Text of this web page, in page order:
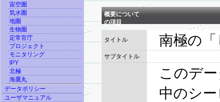
宙空圏
気水圏
地圏
生物圏
定常官庁
プロジェクト
モニタリング
IPY
北極
海鷹丸
データポリシー
ユーザマニュアル
概要について
の項目
タイトル 南極の
サブタイトル
このデ
中のシ